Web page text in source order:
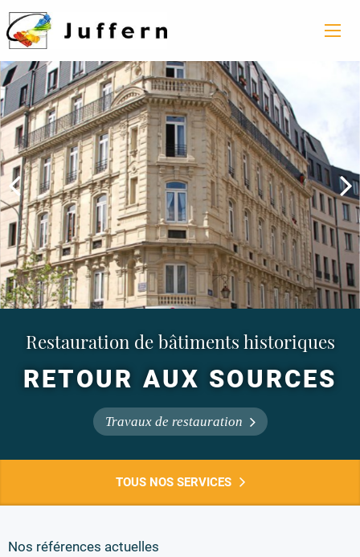
Restauration de bâtiments historiques
RETOUR AUX SOURCES
Travaux de restauration
TOUS NOS SERVICES
Nos références actuelles